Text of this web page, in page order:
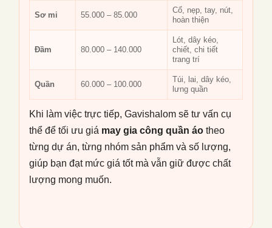
Sơ mi 55.000 – 85.000
Cổ, nẹp, tay, nút,
hoàn thiện
Đầm 80.000 – 140.000
Lót, dây kéo,
chiết, chi tiết
trang trí
Quần 60.000 – 100.000
Túi, lai, dây kéo,
lưng quần
Khi làm việc trực tiếp, Gavishalom sẽ tư vấn cụ
thể để tối ưu giá may gia công quần áo theo
từng dự án, từng nhóm sản phẩm và số lượng,
giúp bạn đạt mức giá tốt mà vẫn giữ được chất
lượng mong muốn.